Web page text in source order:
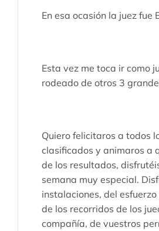
En esa ocasión la juez fue
Esta vez me toca ir como
rodeado de otros 3
Quiero felicitaros a todos
clasificados y animaros a
de los resultados,
semana muy especial.
instalaciones, del
de los recorridos de los
compañía, de vuestros